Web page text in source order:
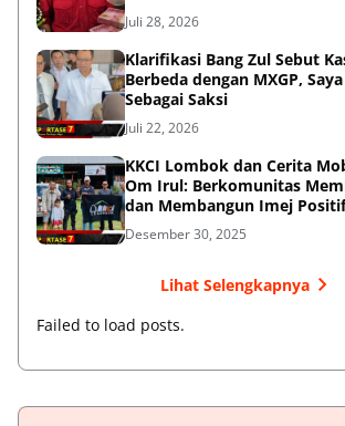
Juli 28, 2026
Klarifikasi Bang Zul Sebut
Berbeda dengan MXGP,
Sebagai Saksi
Juli 22, 2026
KKCI Lombok dan Cerita
Om Irul: Berkomunitas
dan Membangun Imej Positif
Desember 30, 2025
Lihat Selengkapnya
Failed to load posts.